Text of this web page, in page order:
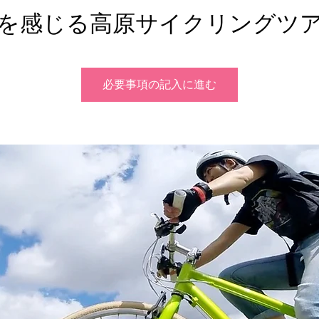
感じる高原サイクリングツ
必要事項の記入に進む